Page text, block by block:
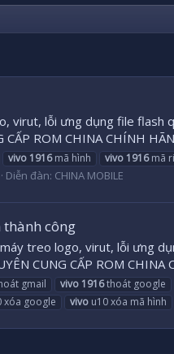
lỗi ưng dụng file flash
ROM CHINA CHÍNH
vivo 1916mã hình vivo 1916mã
Diễn đàn: CHINA MOBILE
công
treo logo, virut, lỗi ưng
CUNG CẤP ROM CHINA
gmail vivo 1916thoát google
xóa google vivo u10 xóa mã hình